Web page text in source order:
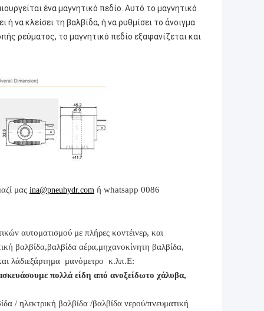
ένα μαγνητικό πεδίο. Αυτό το μαγνητικό
ή να κλείσει τη βαλβίδα, ή να ρυθμίσει το άνοιγμα
ρεύματος, το μαγνητικό πεδίο εξαφανίζεται και
μας ina@pneuhydr.com ή whatsapp 0086
αυτοματισμού με πλήρες κοντέινερ, και
βαλβίδα,βαλβίδα αέρα,μηχανοκίνητη βαλβίδα,
λάδιεξάρτημα μανόμετρο κ.λπ.Ε:
πολλά είδη από ανοξείδωτο χάλυβα,
/ ηλεκτρική βαλβίδα /βαλβίδα νερού/πνευματική